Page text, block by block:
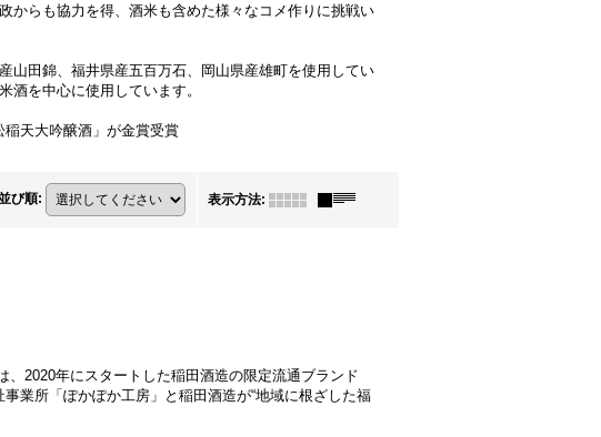
からも協力を得、酒米も含めた様々なコメ作りに挑戦い
山田錦、福井県産五百万石、岡山県産雄町を使用してい
酒を中心に使用しています。
天大吟醸酒」が金賞受賞
び順: 表示方法:
2020年にスタートした稲田酒造の限定流通ブランド
業所「ぽかぽか工房」と稲田酒造が“地域に根ざした福